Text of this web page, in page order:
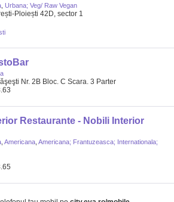
Urbana; Veg/ Raw Vegan
Ploiești 42D, sector 1
Nr. 2B Bloc. C Scara. 3 Parter
Restaurante - Nobili Interior
Americana Americana; Frantuzeasca; Internationala;